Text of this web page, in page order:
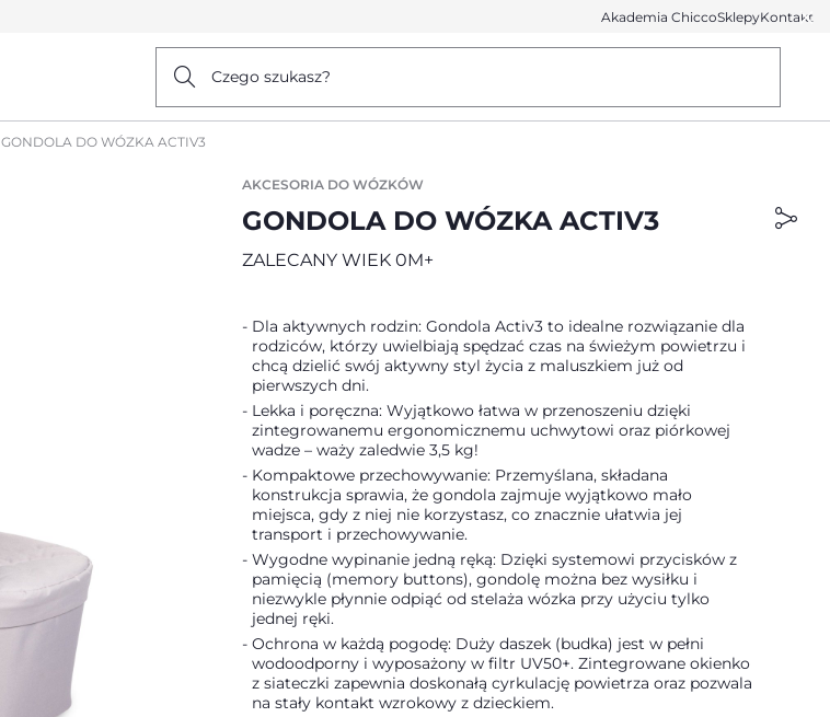
Akademia ChiccoSklepyKontakt
Czego szukasz?
GONDOLA DO WÓZKA ACTIV3
AKCESORIA DO WÓZKÓW
GONDOLA DO WÓZKA ACTIV3
ZALECANY WIEK 0M+
Dla aktywnych rodzin: Gondola Activ3 to idealne rozwiązanie dla
rodziców, którzy uwielbiają spędzać czas na świeżym powietrzu i
chcą dzielić swój aktywny styl życia z maluszkiem już od
pierwszych dni.
Lekka i poręczna: Wyjątkowo łatwa w przenoszeniu dzięki
zintegrowanemu ergonomicznemu uchwytowi oraz piórkowej
wadze – waży zaledwie 3,5 kg!
Kompaktowe przechowywanie: Przemyślana, składana
konstrukcja sprawia, że gondola zajmuje wyjątkowo mało
miejsca, gdy z niej nie korzystasz, co znacznie ułatwia jej
transport i przechowywanie.
Wygodne wypinanie jedną ręką: Dzięki systemowi przycisków z
pamięcią (memory buttons), gondolę można bez wysiłku i
niezwykle płynnie odpiąć od stelaża wózka przy użyciu tylko
jednej ręki.
Ochrona w każdą pogodę: Duży daszek (budka) jest w pełni
wodoodporny i wyposażony w filtr UV50+. Zintegrowane okienko
z siateczki zapewnia doskonałą cyrkulację powietrza oraz pozwala
na stały kontakt wzrokowy z dzieckiem.